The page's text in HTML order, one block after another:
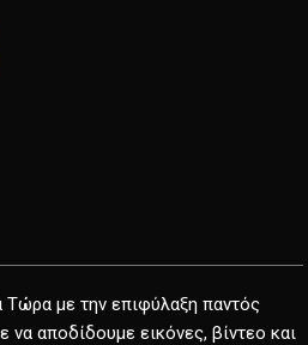
με την επιφύλαξη παντός
αποδίδουμε εικόνες, βίντεο και